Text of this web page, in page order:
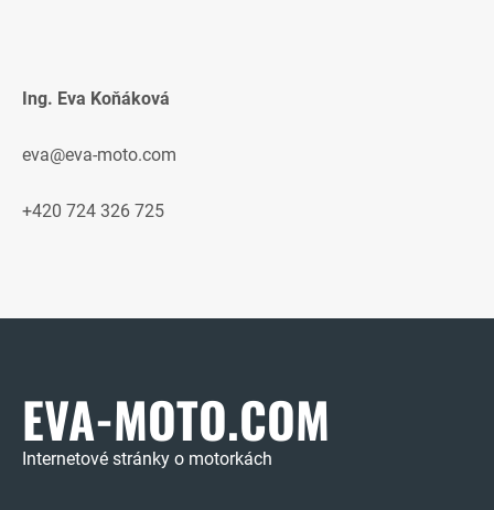
Ing. Eva Koňáková
eva@eva-moto.com
+420 724 326 725
EVA-MOTO.COM
Internetové stránky o motorkách